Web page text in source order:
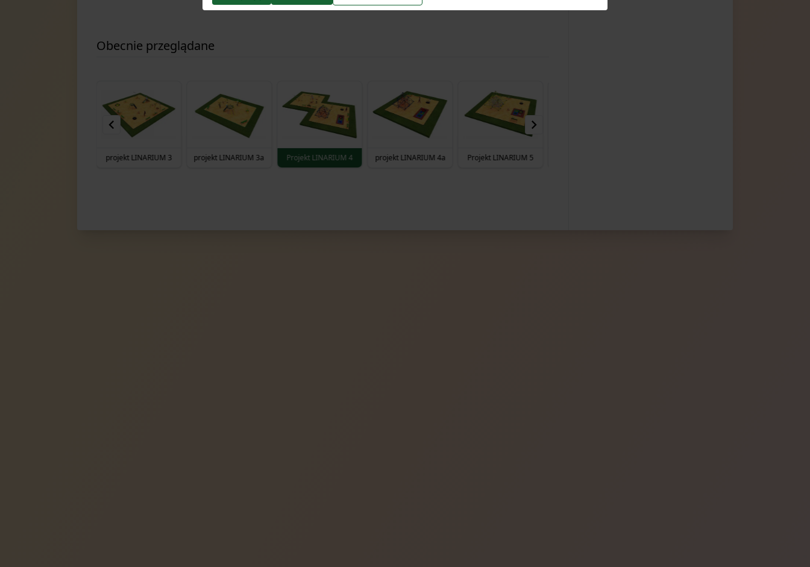
Obecnie przeglądane
projekt LINARIUM 3 projekt LINARIUM 3a Projekt LINARIUM 4 projekt LINARIUM 4a Projekt LINARIUM 5